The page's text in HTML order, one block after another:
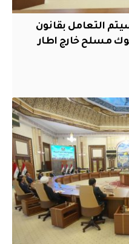
بعد 30 ايلول سيتم التعامل بقانون
مسلح خارج اطار